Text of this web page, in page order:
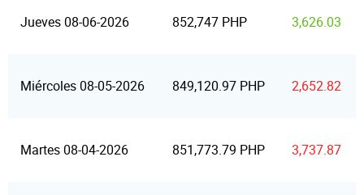
Jueves 08-06-2026 852,747 PHP 3,626.03
Miércoles 08-05-2026 849,120.97 PHP 2,652.82
Martes 08-04-2026 851,773.79 PHP 3,737.87